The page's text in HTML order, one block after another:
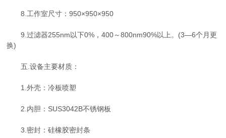
8.工作室尺寸：950×950×950
9.过滤器255nm以下0%，400～800nm90%以上。(3—6个月更
换)
五.设备主要材质：
1.外壳：冷板喷塑
2.内胆：SUS3042B不锈钢板
3.密封：硅橡胶密封条